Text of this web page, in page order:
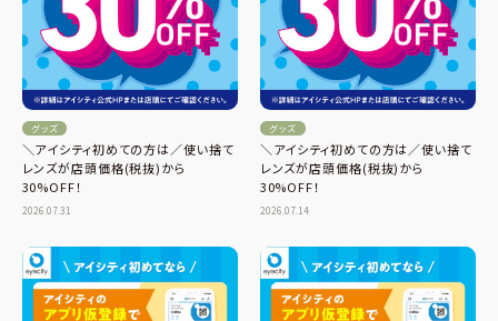
グッズ
＼アイシティ初めての方は／使い捨て
レンズが店頭価格(税抜)から
30%OFF！
2026.07.31
グッズ
＼アイシティ初めての方は／使い捨て
レンズが店頭価格(税抜)から
30%OFF！
2026.07.14